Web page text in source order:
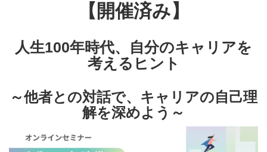
【開催済み】
人生100年時代、自分のキャリアを
考えるヒント
～他者との対話で、キャリアの自己理
解を深めよう～